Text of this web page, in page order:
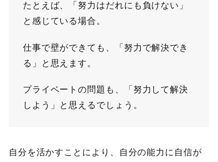
たとえば、「努力はだれにも負けない」
と感じている場合。
仕事で壁ができても、「努力で解決でき
る」と思えます。
プライベートの問題も、「努力して解決
しよう」と思えるでしょう。
自分を活かすことにより、自分の能力に自信が